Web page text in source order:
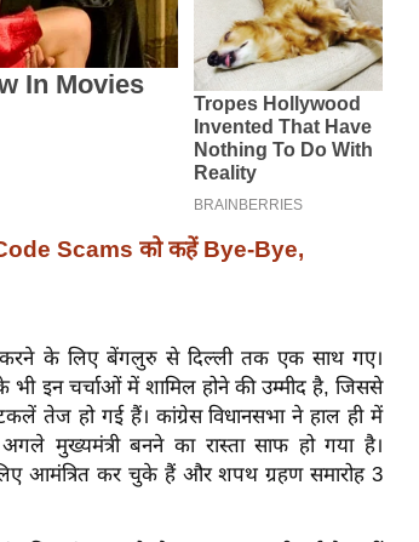
Scams को कहें Bye-Bye,
करने के लिए बेंगलुरु से दिल्ली तक एक साथ गए।
भी इन चर्चाओं में शामिल होने की उम्मीद है, जिससे
तेज हो गई हैं। कांग्रेस विधानसभा ने हाल ही में
मुख्यमंत्री बनने का रास्ता साफ हो गया है।
आमंत्रित कर चुके हैं और शपथ ग्रहण समारोह 3